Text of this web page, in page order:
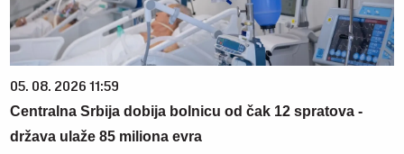
05. 08. 2026 11:59
Centralna Srbija dobija bolnicu od čak 12 spratova -
država ulaže 85 miliona evra